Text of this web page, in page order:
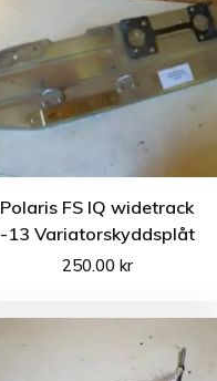
Polaris FS IQ widetrack
-13 Variatorskyddsplåt
250.00 kr